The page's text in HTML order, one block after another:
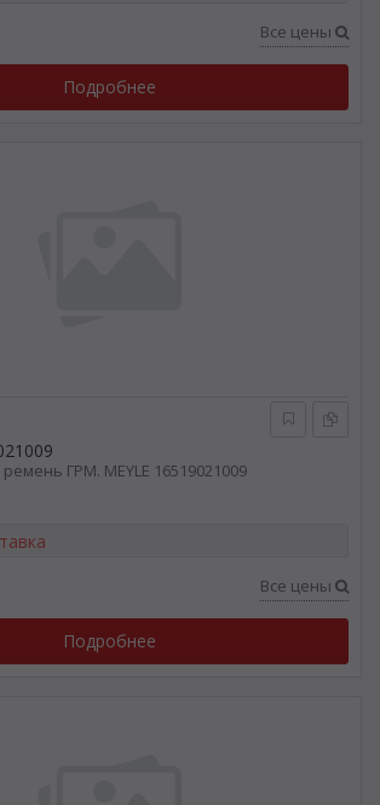
Все цены
Подробнее
ГРМ. MEYLE 16519021009
Все цены
Подробнее